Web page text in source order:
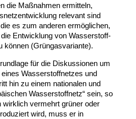
die Maßnahmen ermitteln,
relevant sind
es zum anderen ermög­lichen,
die Entwicklung von Wasser­stoff­
können (Grün­gas­va­riante).
für die Diskus­sionen um
Wasser­stoff­netzes und
hin zu einem natio­nalen und
Wasser­stoffnetz“ sein, so
wirklich vermehrt grüner oder
wird, muss er in